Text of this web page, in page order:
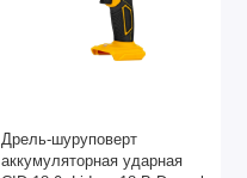
Дрель-шуруповерт
аккумуляторная ударная